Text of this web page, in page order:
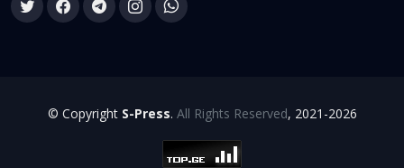
© Copyright S-Press. All Rights Reserved, 2021-2026